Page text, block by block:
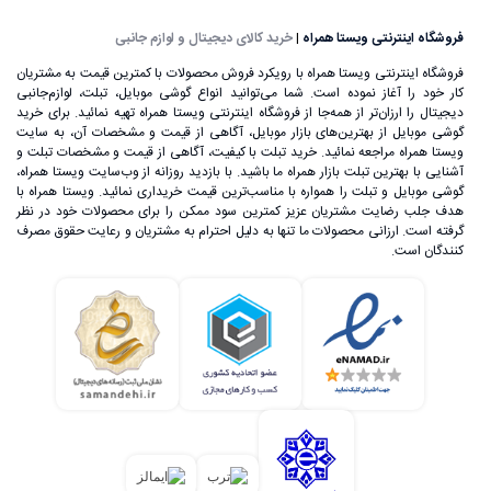
علی‌رغم اینکه گوشی‌های تلفن همراه اولیه، اندازه بسیار بزرگی
داشتند، اما ساخت یک تلفن بی‌سیم که بتوان آن را در هر زمان و
مکان استفاده کرد، خود یک اتفاق بسیار بزرگ در عرصه تکنولوژی
فروشگاه اینترنتی ویستا همراه |خرید کالای دیجیتال و لوازم جانبی
فروشگاه اینترنتی ویستا همراه با رویکرد فروش محصولات با کمترین قیمت به مشتریان
کار خود را آغاز نموده است. شما می‌توانید انواع گوشی موبایل، تبلت، لوازم‌جانبی
دیجیتال را ارزان‌تر از همه‌جا از فروشگاه اینترنتی ویستا همراه تهیه نمائید. برای خرید
گوشی موبایل از بهترین‌های بازار موبایل، آگاهی از قیمت و مشخصات آن، به ‌سایت
ویستا همراه مراجعه نمائید. خرید تبلت با کیفیت، آگاهی از قیمت و مشخصات تبلت و
آشنایی با بهترین تبلت بازار همراه ما باشید. با بازدید روزانه از وب‌سایت ویستا همراه،
گوشی موبایل و تبلت را همواره با مناسب‌ترین قیمت خریداری نمائید. ویستا همراه با
هدف جلب رضایت مشتریان عزیز کمترین سود ممکن را برای محصولات خود در نظر
گرفته است. ارزانی محصولات ما تنها به دلیل احترام به مشتریان و رعایت حقوق مصرف
کنندگان است.